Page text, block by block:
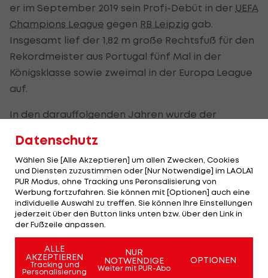
er im September 2019 sein Profi-Debüt in der UEFA
Champions League gegen RB Leipzig gab.
Insgesamt lief der 1,82 m große Rechtsfuß für den
Rekordmeister aus Portugal fünf Mal in der
Königsklasse sowie zweimal in der Europa League
auf.
In den darauffolgenden Jahren wurde der
Farense und zum FC Basel verliehen. Im Jänner
2023 wechselte er zu Spartak Moskau, für den
Tabellenfünften der abgelaufenen Spielzeit
absolvierte er in den vergangenen eineinhalb
Jahren 22 Einsätze.
Tavares war darüber hinaus fester Bestandteil
der portugiesischen Nachwuchs-Nationalteams.
Für die U21-Auswahl seines Landes brachte er es
Datenschutz
Wählen Sie [Alle Akzeptieren] um allen Zwecken, Cookies
und Diensten zuzustimmen oder [Nur Notwendige] im LAOLA1
PUR Modus, ohne Tracking uns Peronsalisierung von
Werbung fortzufahren. Sie können mit [Optionen] auch eine
individuelle Auswahl zu treffen. Sie können Ihre Einstellungen
jederzeit über den Button links unten bzw. über den Link in
der Fußzeile anpassen.
ALLE
AKZEPTIEREN
Tracking und
Personalisierung
NUR
NOTWENDIGE
Weiter mit PUR-Abo
OPTIONEN